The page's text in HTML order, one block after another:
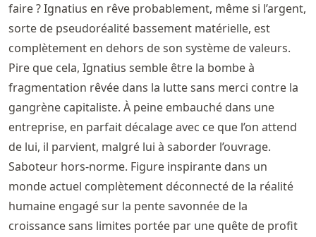
faire ? Ignatius en rêve probablement, même si l’argent,
sorte de pseudoréalité bassement matérielle, est
complètement en dehors de son système de valeurs.
Pire que cela, Ignatius semble être la bombe à
fragmentation rêvée dans la lutte sans merci contre la
gangrène capitaliste. À peine embauché dans une
entreprise, en parfait décalage avec ce que l’on attend
de lui, il parvient, malgré lui à saborder l’ouvrage.
Saboteur hors-norme. Figure inspirante dans un
monde actuel complètement déconnecté de la réalité
humaine engagé sur la pente savonnée de la
croissance sans limites portée par une quête de profit